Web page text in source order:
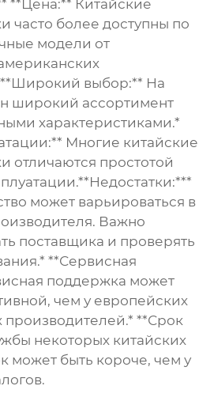
**Цена:** Китайские
часто более доступны по
модели от
выбор:** На
широкий ассортимент
характеристиками.*
Многие китайские
отличаются простотой
может варьироваться в
Важно
поставщика и проверять
**Сервисная
поддержка может
чем у европейских
**Срок
некоторых китайских
может быть короче, чем у